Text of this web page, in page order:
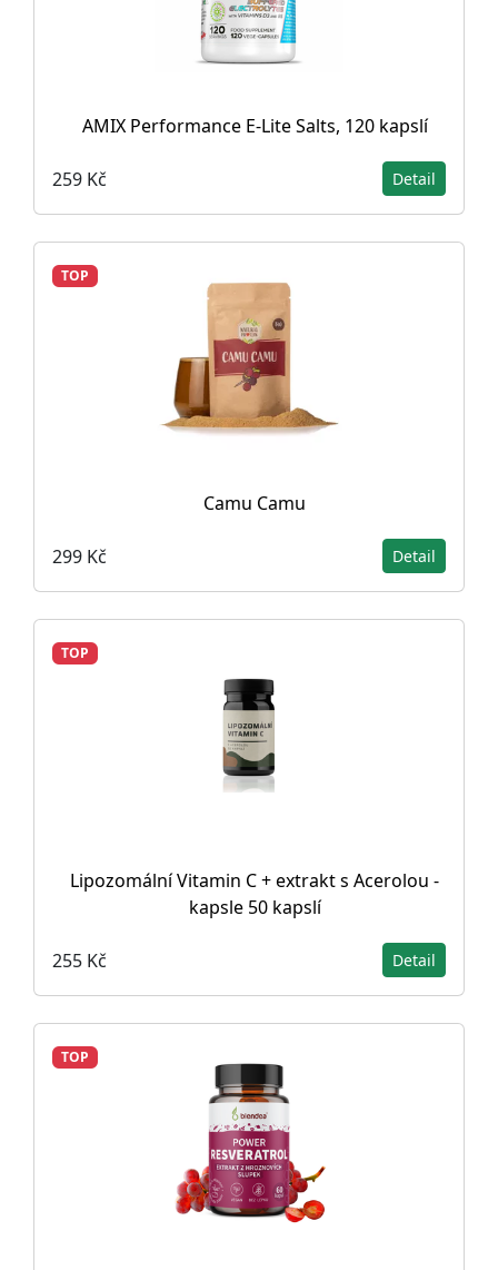
AMIX Performance E-Lite Salts, 120 kapslí
259 Kč Detail
TOP
Camu Camu
299 Kč Detail
TOP
Lipozomální Vitamin C + extrakt s Acerolou -
kapsle 50 kapslí
255 Kč Detail
TOP